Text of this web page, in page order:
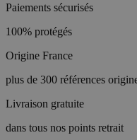
Paiements sécurisés
100% protégés
Origine France
plus de 300 références
Livraison gratuite
dans tous nos points retrait